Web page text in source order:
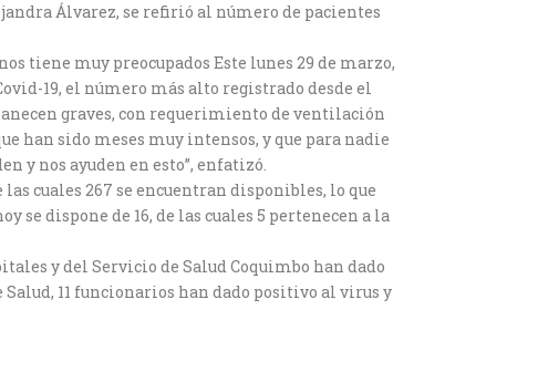
Álvarez, se refirió al número de pacientes
tiene muy preocupados Este lunes 29 de marzo,
19, el número más alto registrado desde el
graves, con requerimiento de ventilación
han sido meses muy intensos, y que para nadie
y nos ayuden en esto”, enfatizó.
cuales 267 se encuentran disponibles, lo que
se dispone de 16, de las cuales 5 pertenecen a la
y del Servicio de Salud Coquimbo han dado
11 funcionarios han dado positivo al virus y